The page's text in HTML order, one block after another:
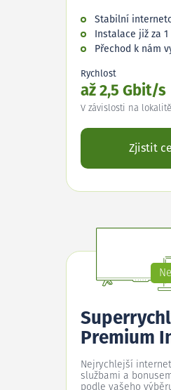
Stabilní
Instalace již za 1
Přechod k nám
Rychlost
až 2,5 Gbit/s
V závislosti na lokalitě.
Zjistit
Premium
Nejrychlejší
službami a
podle vašeho